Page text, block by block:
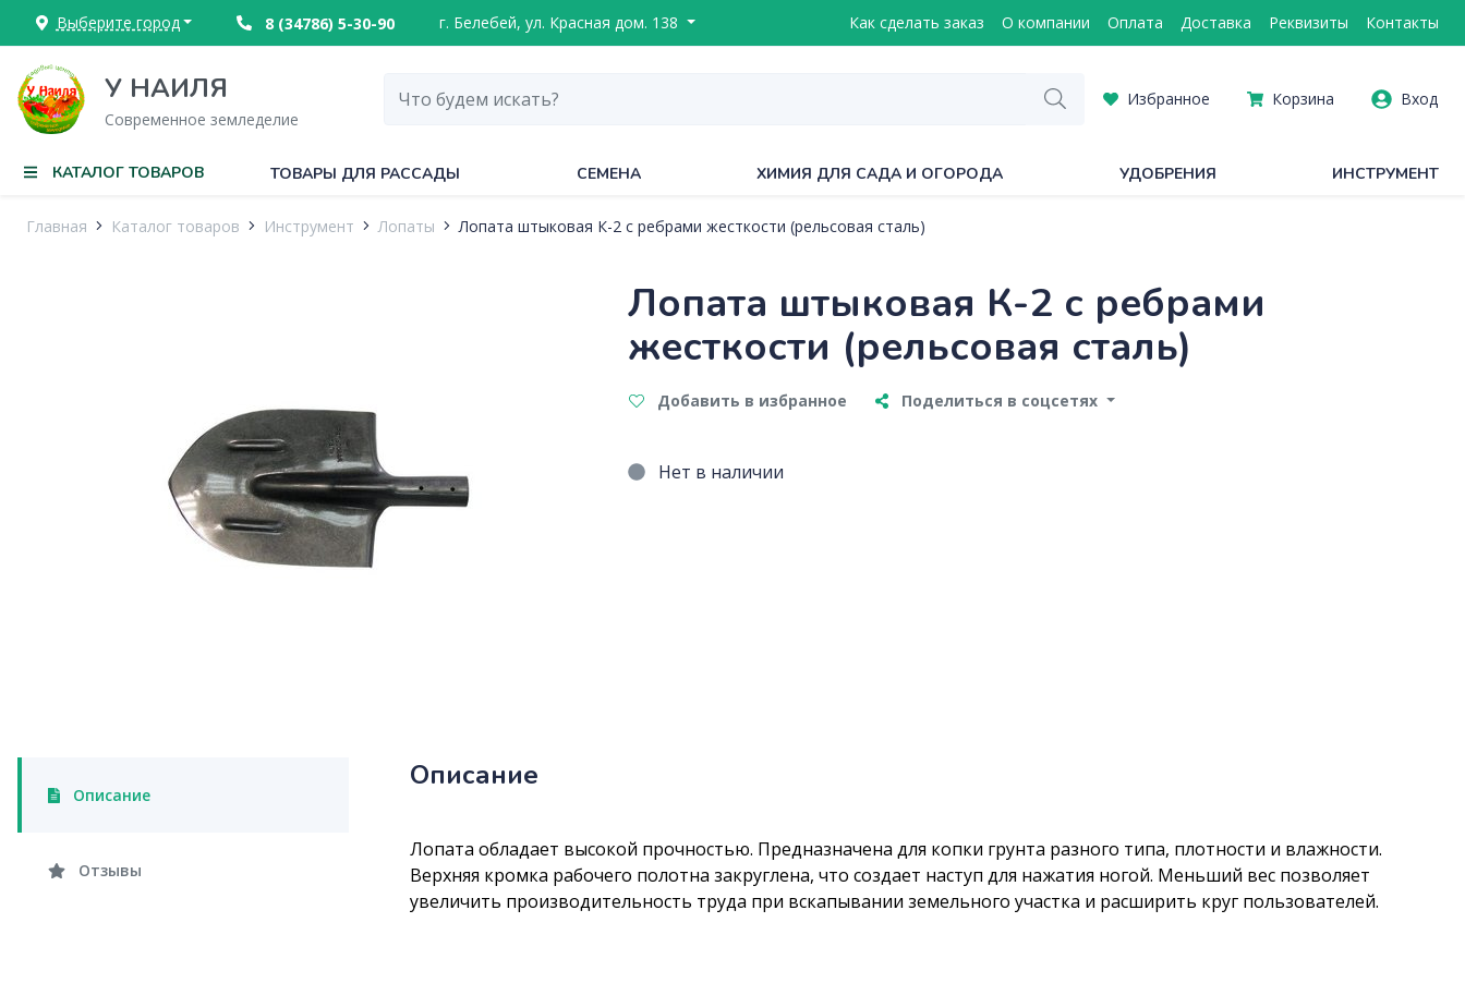
Выберите город 8 (34786) 5-30-90 г. Белебей, ул. Красная дом. 138 Как сделать заказ О компании Оплата Доставка Реквизиты Контакты
У НАИЛЯ
Современное земледелие
Избранное Корзина Вход
КАТАЛОГ ТОВАРОВ ТОВАРЫ ДЛЯ РАССАДЫ СЕМЕНА ХИМИЯ ДЛЯ САДА И ОГОРОДА УДОБРЕНИЯ ИНСТРУМЕНТ
Главная Каталог товаров Инструмент Лопаты Лопата штыковая К-2 с ребрами жесткости (рельсовая сталь)
Лопата штыковая К-2 с ребрами
жесткости (рельсовая сталь)
Добавить в избранное Поделиться в соцсетях
Нет в наличии
Описание
Отзывы
Описание
Лопата обладает высокой прочностью. Предназначена для копки грунта разного типа, плотности и влажности.
Верхняя кромка рабочего полотна закруглена, что создает наступ для нажатия ногой. Меньший вес позволяет
увеличить производительность труда при вскапывании земельного участка и расширить круг пользователей.